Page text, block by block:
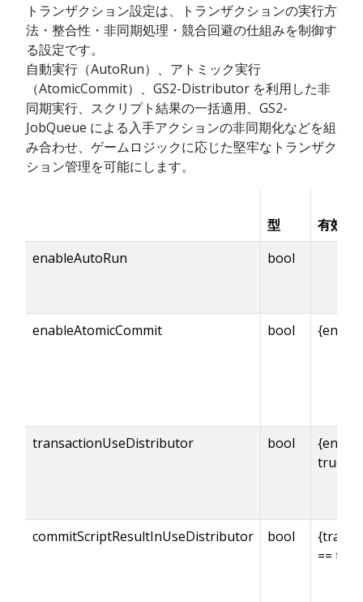
トランザクション設定は、トランザクションの実行方
法・整合性・非同期処理・競合回避の仕組みを制御す
る設定です。
自動実行（AutoRun）、アトミック実行
（AtomicCommit）、GS2-Distributor を利用した非
同期実行、スクリプト結果の一括適用、GS2-
JobQueue による入手アクションの非同期化などを組
み合わせ、ゲームロジックに応じた堅牢なトランザク
ション管理を可能にします。
型
有効化
enableAutoRun
bool
enableAtomicCommit bool
transactionUseDistributor bool
true
commitScriptResultInUseDistributor bool
== true